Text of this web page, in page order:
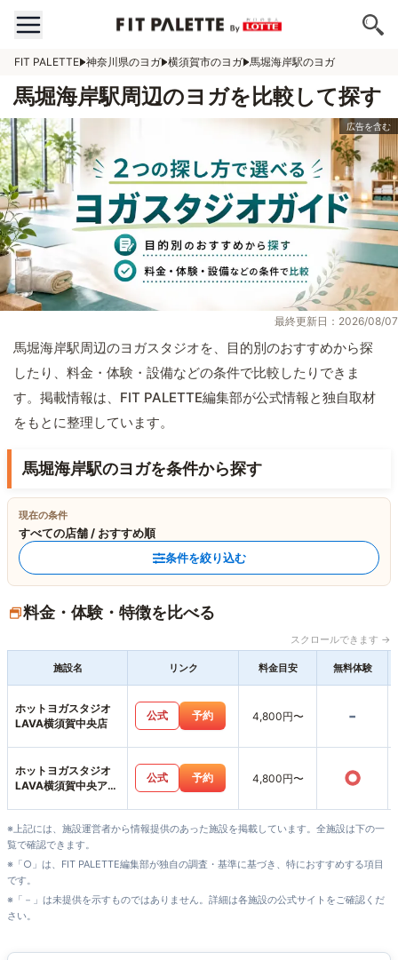
FIT PALETTE 神奈川県のヨガ 横須賀市のヨガ 馬堀海岸駅のヨガ
馬堀海岸駅周辺のヨガを比較して探す
最終更新日：2026/08/07
馬堀海岸駅周辺のヨガスタジオを、目的別のおすすめから探
したり、料金・体験・設備などの条件で比較したりできま
す。掲載情報は、FIT PALETTE編集部が公式情報と独自取材
をもとに整理しています。
馬堀海岸駅のヨガを条件から探す
現在の条件
すべての店舗 / おすすめ順
条件を絞り込む
料金・体験・特徴を比べる
スクロールできます →
施設名 リンク 料金目安 無料体験
ホットヨガスタジオ
LAVA横須賀中央店
公式 予約 4,800円〜 -
ホットヨガスタジオ
LAVA横須賀中央アネ
公式 予約 4,800円〜 ○
※上記には、施設運営者から情報提供のあった施設を掲載しています。全施設は下の一
覧で確認できます。
※「○」は、FIT PALETTE編集部が独自の調査・基準に基づき、特におすすめする項目
です。
※「－」は未提供を示すものではありません。詳細は各施設の公式サイトをご確認くだ
さい。